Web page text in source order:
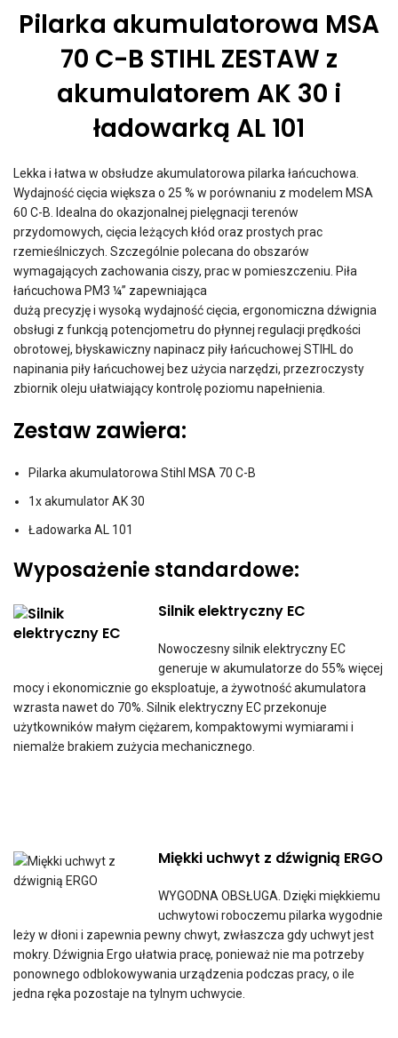
Pilarka akumulatorowa MSA
70 C-B STIHL ZESTAW z
akumulatorem AK 30 i
ładowarką AL 101
Lekka i łatwa w obsłudze akumulatorowa pilarka łańcuchowa.
Wydajność cięcia większa o 25 % w porównaniu z modelem MSA
60 C-B. Idealna do okazjonalnej pielęgnacji terenów
przydomowych, cięcia leżących kłód oraz prostych prac
rzemieślniczych. Szczególnie polecana do obszarów
wymagających zachowania ciszy, prac w pomieszczeniu. Piła
łańcuchowa PM3 ¼” zapewniająca
dużą precyzję i wysoką wydajność cięcia, ergonomiczna dźwignia
obsługi z funkcją potencjometru do płynnej regulacji prędkości
obrotowej, błyskawiczny napinacz piły łańcuchowej STIHL do
napinania piły łańcuchowej bez użycia narzędzi, przezroczysty
zbiornik oleju ułatwiający kontrolę poziomu napełnienia.
Zestaw zawiera:
Pilarka akumulatorowa Stihl MSA 70 C-B
1x akumulator AK 30
Ładowarka AL 101
Wyposażenie standardowe:
Silnik elektryczny EC
Nowoczesny silnik elektryczny EC
generuje w akumulatorze do 55% więcej
mocy i ekonomicznie go eksploatuje, a żywotność akumulatora
wzrasta nawet do 70%. Silnik elektryczny EC przekonuje
użytkowników małym ciężarem, kompaktowymi wymiarami i
niemalże brakiem zużycia mechanicznego.
Miękki uchwyt z dźwignią ERGO
WYGODNA OBSŁUGA. Dzięki miękkiemu
uchwytowi roboczemu pilarka wygodnie
leży w dłoni i zapewnia pewny chwyt, zwłaszcza gdy uchwyt jest
mokry. Dźwignia Ergo ułatwia pracę, ponieważ nie ma potrzeby
ponownego odblokowywania urządzenia podczas pracy, o ile
jedna ręka pozostaje na tylnym uchwycie.